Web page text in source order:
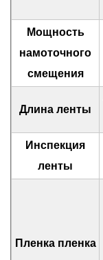
Мощность
намоточного
смещения
Длина ленты
Инспекция
ленты
Пленка пленка